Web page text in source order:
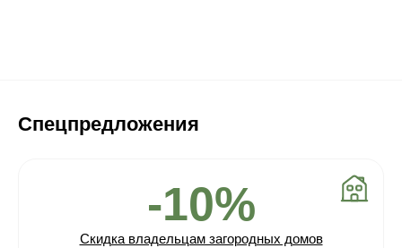
Спецпредложения
-10%
Скидка владельцам загородных домов